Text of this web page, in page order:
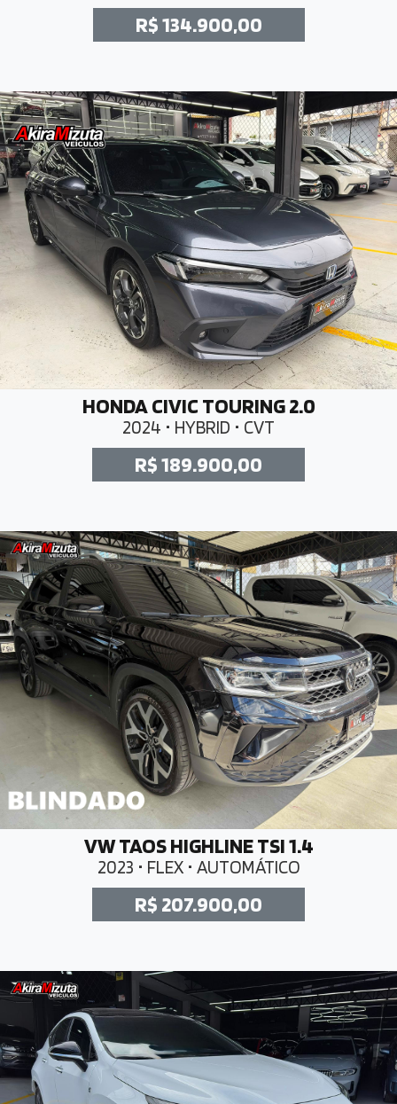
R$ 134.900,00
HONDA CIVIC TOURING 2.0
2024 • HYBRID • CVT
R$ 189.900,00
VW TAOS HIGHLINE TSI 1.4
2023 • FLEX • AUTOMÁTICO
R$ 207.900,00